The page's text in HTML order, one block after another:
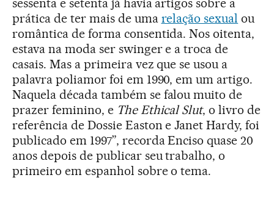
prática de ter mais de uma relação sexual ou
romântica de forma consentida. Nos oitenta,
estava na moda ser swinger e a troca de
casais. Mas a primeira vez que se usou a
palavra poliamor foi em 1990, em um artigo.
Naquela década também se falou muito de
prazer feminino, e The Ethical Slut, o livro de
referência de Dossie Easton e Janet Hardy, foi
publicado em 1997”, recorda Enciso quase 20
anos depois de publicar seu trabalho, o
primeiro em espanhol sobre o tema.